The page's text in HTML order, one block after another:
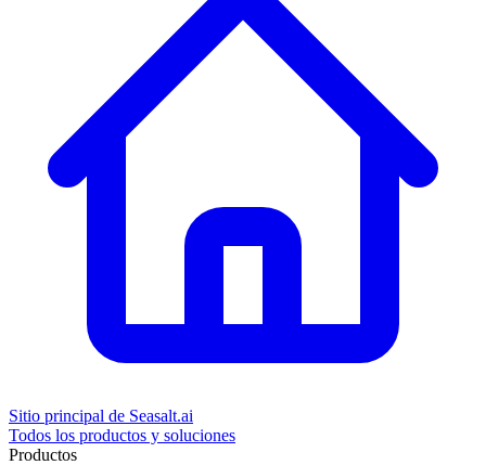
Sitio principal de Seasalt.ai
Todos los productos y soluciones
Productos